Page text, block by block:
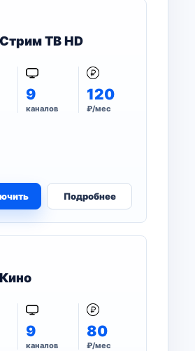
ТВ HD
9
каналов
120
₽/мес
Подробнее
9
каналов
80
₽/мес